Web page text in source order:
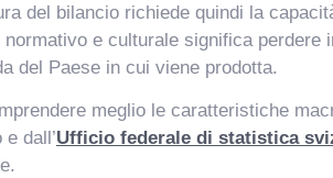
del bilancio richiede quindi la
normativo e culturale significa
del Paese in cui viene prodotta.
meglio le caratteristiche
dall’Ufficio federale di statistica